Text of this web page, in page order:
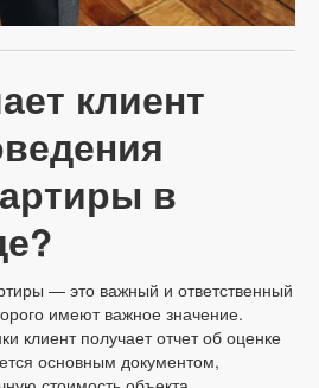
клиент
в
— это важный и ответственный
имеют важное значение.
клиент получает отчет об оценке
основным документом,